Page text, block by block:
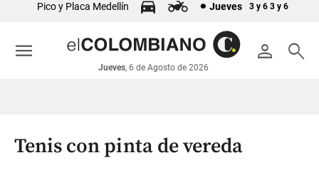
económicos
Colombia
Pico y Placa Medellín Jueves 3 y 6 3 y 6
person search
Jueves, 6 de Agosto de 2026
menu
Tenis con pinta de vereda